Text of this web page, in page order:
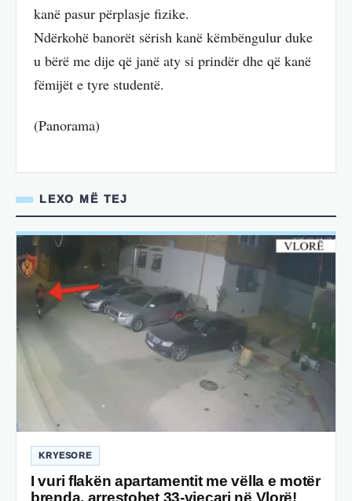
kanë pasur përplasje fizike.
Ndërkohë banorët sërish kanë këmbëngulur duke
u bërë me dije që janë aty si prindër dhe që kanë
fëmijët e tyre studentë.
(Panorama)
LEXO MË TEJ
KRYESORE
I vuri flakën apartamentit me vëlla e motër
brenda, arrestohet 33-vjeçari në Vlorë!